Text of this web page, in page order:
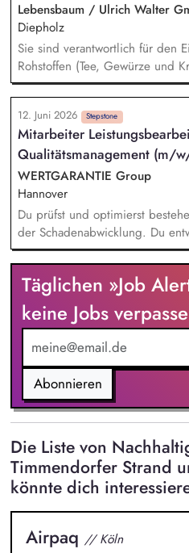
Lebensbaum / Ulrich Walter
Diepholz
Sie sind verantwortlich für den
Rohstoffen (Tee, Gewürze und
Lieferantenbeziehungen und
weiter Sie analysieren den
Beschaffungsquellen im
Verbesserungspotenzialen und
Lieferkette gehört zu Ihren
den Abteilungen
Marketing und Vertrieb zusammen
12. Juni 2026 Stepstone
Mitarbeiter
Qualitätsmanagement (m/
WERTGARANTIE Group
Hannover
Du prüfst und optimierst
der Schadenabwicklung. Du
setzt sie um, um ein
sicherzustellen. Du baust
auf, behältst sie im Blick und
weiter. Du konzipierst und führst
Mitarbeitende durch. Du
du Feedback und
Täglichen »Job
keine Jobs
Abonnieren
Die Liste von
Timmendorfer Strand
könnte dich
Airpaq // Köln